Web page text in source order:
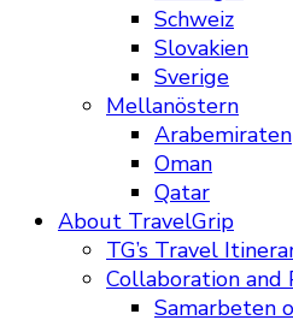
Schweiz
Slovakien
Sverige
Mellanöstern
Arabemiraten
Oman
Qatar
About TravelGrip
TG’s Travel
Collaboration and
Samarbeten